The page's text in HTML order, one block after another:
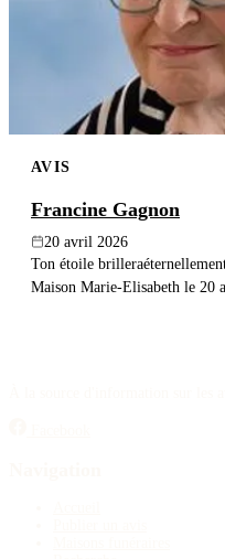
AVIS
Francine Gagnon
20 avril 2026
Ton étoile
Maison Marie-Elisabeth le 20